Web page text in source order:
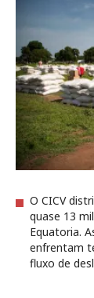
O CICV
quase 13
Equatoria.
enfrentam
fluxo de